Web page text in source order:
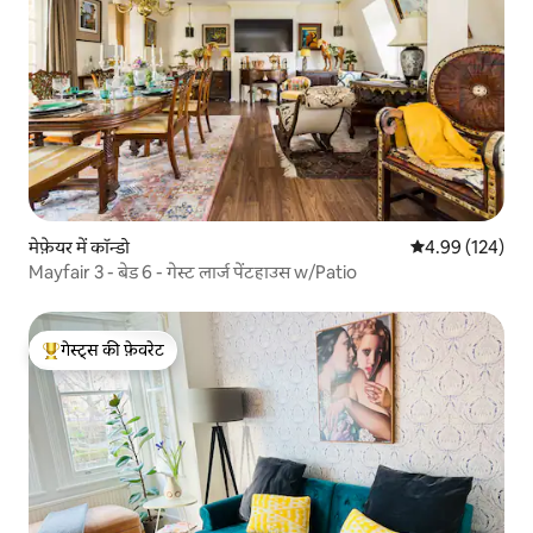
मेफ़ेयर में कॉन्डो औसत रेटिंग 5 में से
4.99 (124)
Mayfair 3 - बेड 6 - गेस्ट लार्ज पेंटहाउस w/Patio
गेस्ट्स का टॉप फ़ेवरेट
गेस्ट्स की फ़ेवरेट